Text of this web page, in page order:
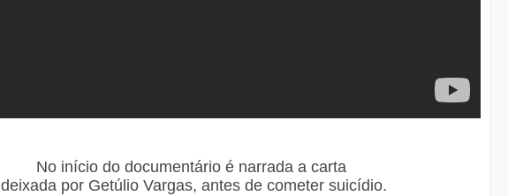
No início do documentário é narrada a carta
deixada por Getúlio Vargas, antes de cometer suicídio.